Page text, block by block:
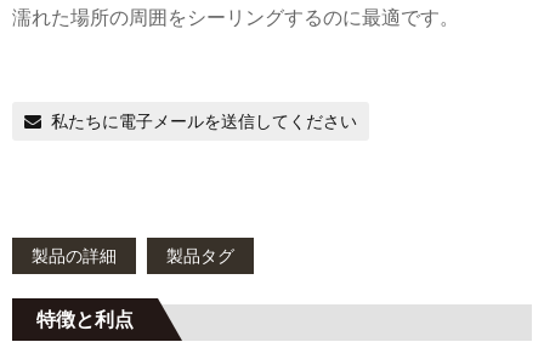
濡れた場所の周囲をシーリングするのに最適です。
私たちに電子メールを送信してください
製品の詳細 製品タグ
特徴と利点